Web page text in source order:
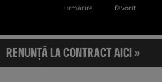
urmărire favorit
RENUNȚĂ LA CONTRACT AICI »